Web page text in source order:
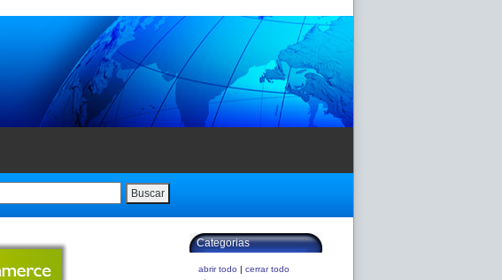
Buscar
Categorias
abrir todo | cerrar todo